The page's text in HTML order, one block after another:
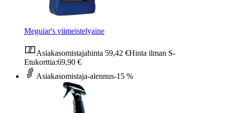
Meguiar's viimeistelyaine
Asiakasomistajahinta 59,42 €Hinta ilman S-
Etukorttia:69,90 €
Asiakasomistaja-alennus-15 %